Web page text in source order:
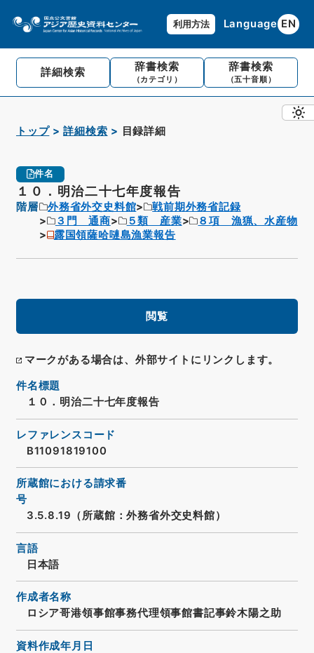
利用方法 Language EN
詳細検索 辞書検索
（カテゴリ）
辞書検索
（五十音順）
トップ 詳細検索 目録詳細
件名
１０．明治二十七年度報告
階層 外務省外交史料館
戦前期外務省記録
３門 通商
５類 産業
８項 漁猟、水産物
露国領薩哈嗹島漁業報告
閲覧
マークがある場合は、外部サイトにリンクします。
件名標題
１０．明治二十七年度報告
レファレンスコード
B11091819100
所蔵館における請求番
号
3.5.8.19（所蔵館：外務省外交史料館）
言語
日本語
作成者名称
ロシア哥港領事館事務代理領事館書記事鈴木陽之助
資料作成年月日